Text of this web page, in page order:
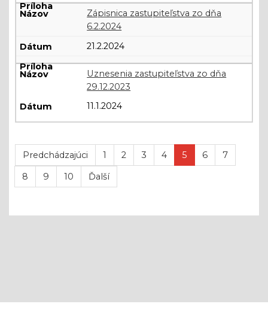
Zápisnica zastupiteľstva zo dňa
6.2.2024
21.2.2024
Uznesenia zastupiteľstva zo dňa
29.12.2023
11.1.2024
Predchádzajúci 1 2 3 4 5 6
7
8
9 10 Ďalší